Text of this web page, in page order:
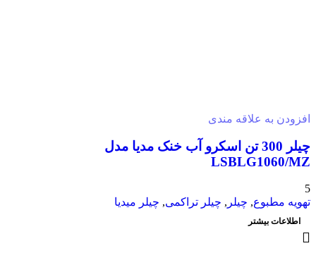
افزودن به علاقه مندی
چیلر 300 تن اسکرو آب خنک مدیا مدل
LSBLG1060/MZ
5
تهویه مطبوع, چیلر , چیلر تراکمی, چیلر میدیا
اطلاعات بیشتر